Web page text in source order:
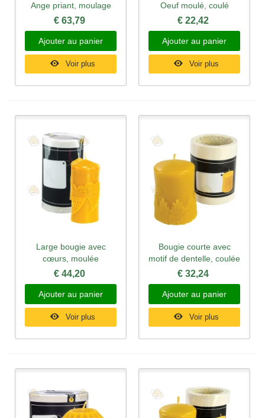
Ange priant, moulage
€ 63,79
Ajouter au panier
Voir plus
Oeuf moulé, coulé
€ 22,42
Ajouter au panier
Voir plus
Large bougie avec
cœurs, moulée
€ 44,20
Ajouter au panier
Voir plus
Bougie courte avec
motif de dentelle, coulée
€ 32,24
Ajouter au panier
Voir plus